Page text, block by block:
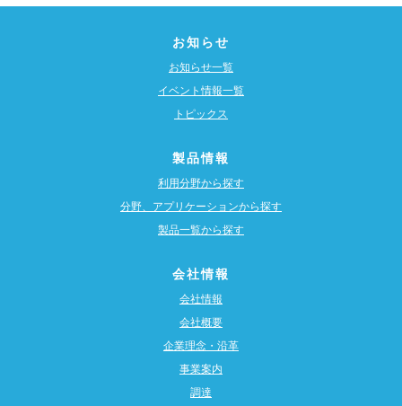
お知らせ
お知らせ一覧
イベント情報一覧
トピックス
製品情報
利用分野から探す
分野、アプリケーションから探す
製品一覧から探す
会社情報
会社情報
会社概要
企業理念・沿革
事業案内
調達